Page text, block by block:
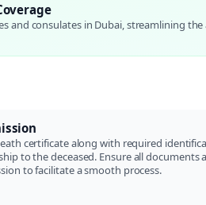
and consulates in Dubai, streamlining
certificate along with required
to the deceased. Ensure all documents
to facilitate a smooth process.